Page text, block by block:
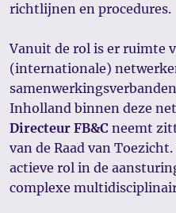
richtlijnen en procedures.
Vanuit de rol is er ruimte
(internationale)
Inholland binnen deze
Directeur FB&C neemt
van de Raad van
actieve rol in de
complexe